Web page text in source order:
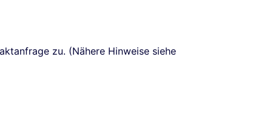
zu. (Nähere Hinweise siehe